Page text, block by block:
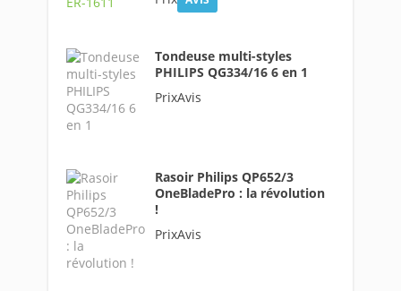
Tondeuse multi-styles
PHILIPS QG334/16 6 en 1
PrixAvis
Rasoir Philips QP652/3
OneBladePro : la révolution
!
PrixAvis